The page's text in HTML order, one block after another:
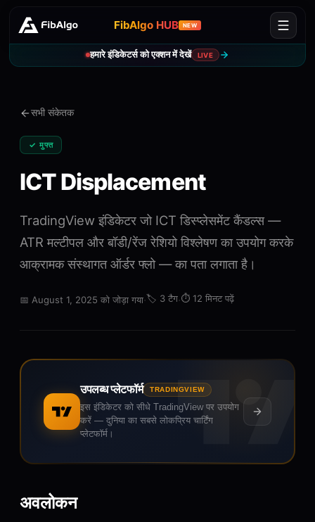
FibAlgo HUB NEW
हमारे इंडिकेटर्स को एक्शन में देखें LIVE
सभी संकेतक
✓ मुफ्त
ICT Displacement
TradingView इंडिकेटर जो ICT डिस्प्लेसमेंट कैंडल्स —
ATR मल्टीपल और बॉडी/रेंज रेशियो विश्लेषण का उपयोग करके
आक्रामक संस्थागत ऑर्डर फ्लो — का पता लगाता है।
📅 August 1, 2025 को जोड़ा गया·🏷️ 3 टैग·⏱️ 12 मिनट पढ़ें
उपलब्ध प्लेटफॉर्म TRADINGVIEW
इस इंडिकेटर को सीधे TradingView पर उपयोग
करें — दुनिया का सबसे लोकप्रिय चार्टिंग
प्लेटफॉर्म।
अवलोकन